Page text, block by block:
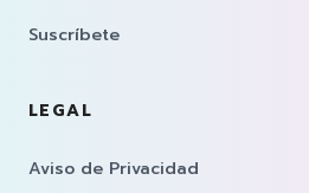
Suscríbete
LEGAL
Aviso de Privacidad